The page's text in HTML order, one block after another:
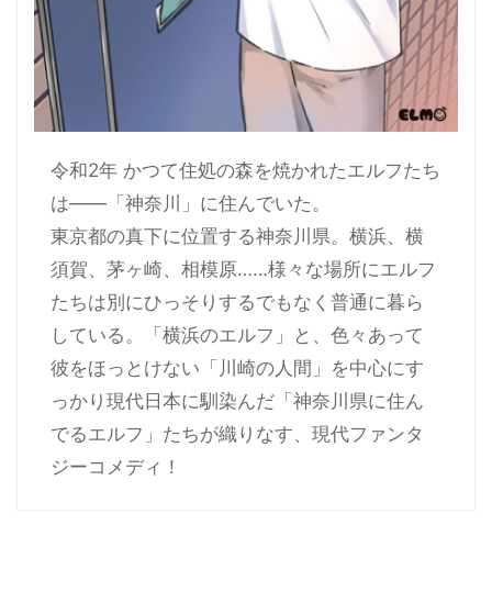
令和2年 かつて住処の森を焼かれたエルフたち
は――「神奈川」に住んでいた。
東京都の真下に位置する神奈川県。横浜、横
須賀、茅ヶ崎、相模原……様々な場所にエルフ
たちは別にひっそりするでもなく普通に暮ら
している。「横浜のエルフ」と、色々あって
彼をほっとけない「川崎の人間」を中心にす
っかり現代日本に馴染んだ「神奈川県に住ん
でるエルフ」たちが織りなす、現代ファンタ
ジーコメディ！